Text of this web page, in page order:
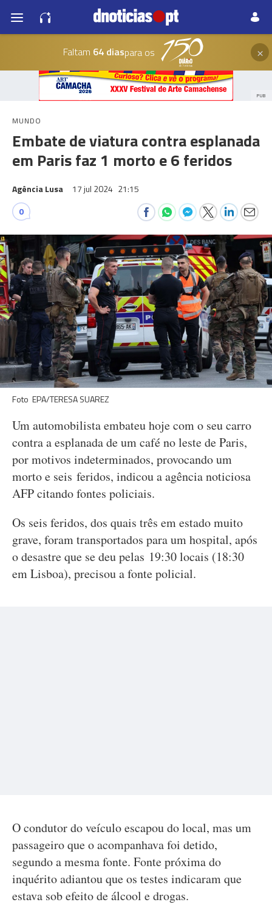
Faltam 64 diaspara os ×
PUB
MUNDO
Embate de viatura contra esplanada
em Paris faz 1 morto e 6 feridos
Agência Lusa 17 jul 2024 21:15
0
Foto EPA/TERESA SUAREZ
Um automobilista embateu hoje com o seu carro
contra a esplanada de um café no leste de Paris,
por motivos indeterminados, provocando um
morto e seis feridos, indicou a agência noticiosa
AFP citando fontes policiais.
Os seis feridos, dos quais três em estado muito
grave, foram transportados para um hospital, após
o desastre que se deu pelas 19:30 locais (18:30
em Lisboa), precisou a fonte policial.
O condutor do veículo escapou do local, mas um
passageiro que o acompanhava foi detido,
segundo a mesma fonte. Fonte próxima do
inquérito adiantou que os testes indicaram que
estava sob efeito de álcool e drogas.